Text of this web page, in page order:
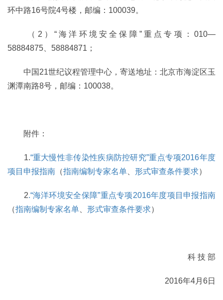
环中路16号院4号楼，邮编：100039。
（2）“海洋环境安全保障”重点专项：010—
58884875、58884871；
中国21世纪议程管理中心，寄送地址：北京市海淀区玉
渊潭南路8号，邮编：100038。
附件：
1.“重大慢性非传染性疾病防控研究”重点专项2016年度
项目申报指南 （指南编制专家名单 形式审查条件要求）
2.“海洋环境安全保障”重点专项2016年度项目申报指南
（指南编制专家名单 形式审查条件要求）
科 技 部
2016年4月6日